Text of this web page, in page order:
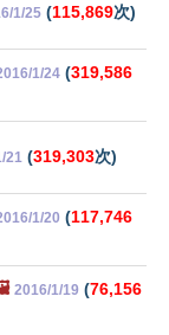
1/25 (115,869次)
1/24 (319,586
21 (319,303次)
1/20 (117,746
2016/1/19 (76,156